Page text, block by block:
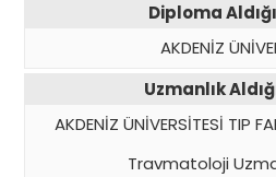
Diploma
AKDENİZ
Uzmanlık
AKDENİZ ÜNİVERSİTESİ TIP
Travmatoloji